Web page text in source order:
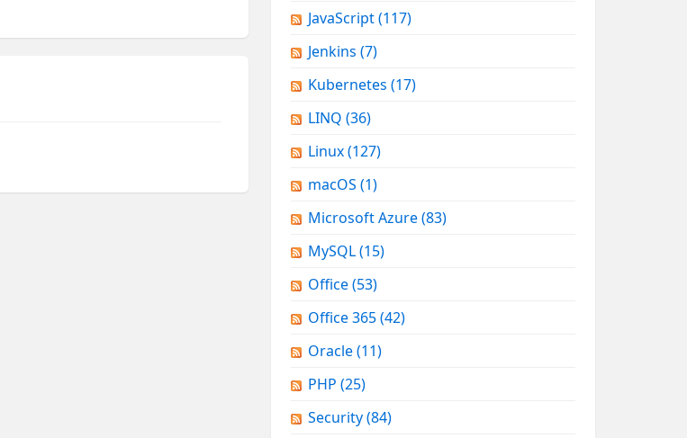
JavaScript(117)
Jenkins (7)
Kubernetes (17)
LINQ (36)
Linux(127)
macOS (1)
Microsoft Azure(83)
MySQL(15)
Office(53)
Office 365(42)
Oracle(11)
PHP (25)
Security(84)